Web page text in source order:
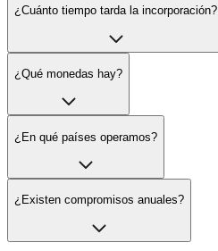
¿Cuánto tiempo tarda la incorporación?
¿Qué monedas hay?
¿En qué países operamos?
¿Existen compromisos anuales?